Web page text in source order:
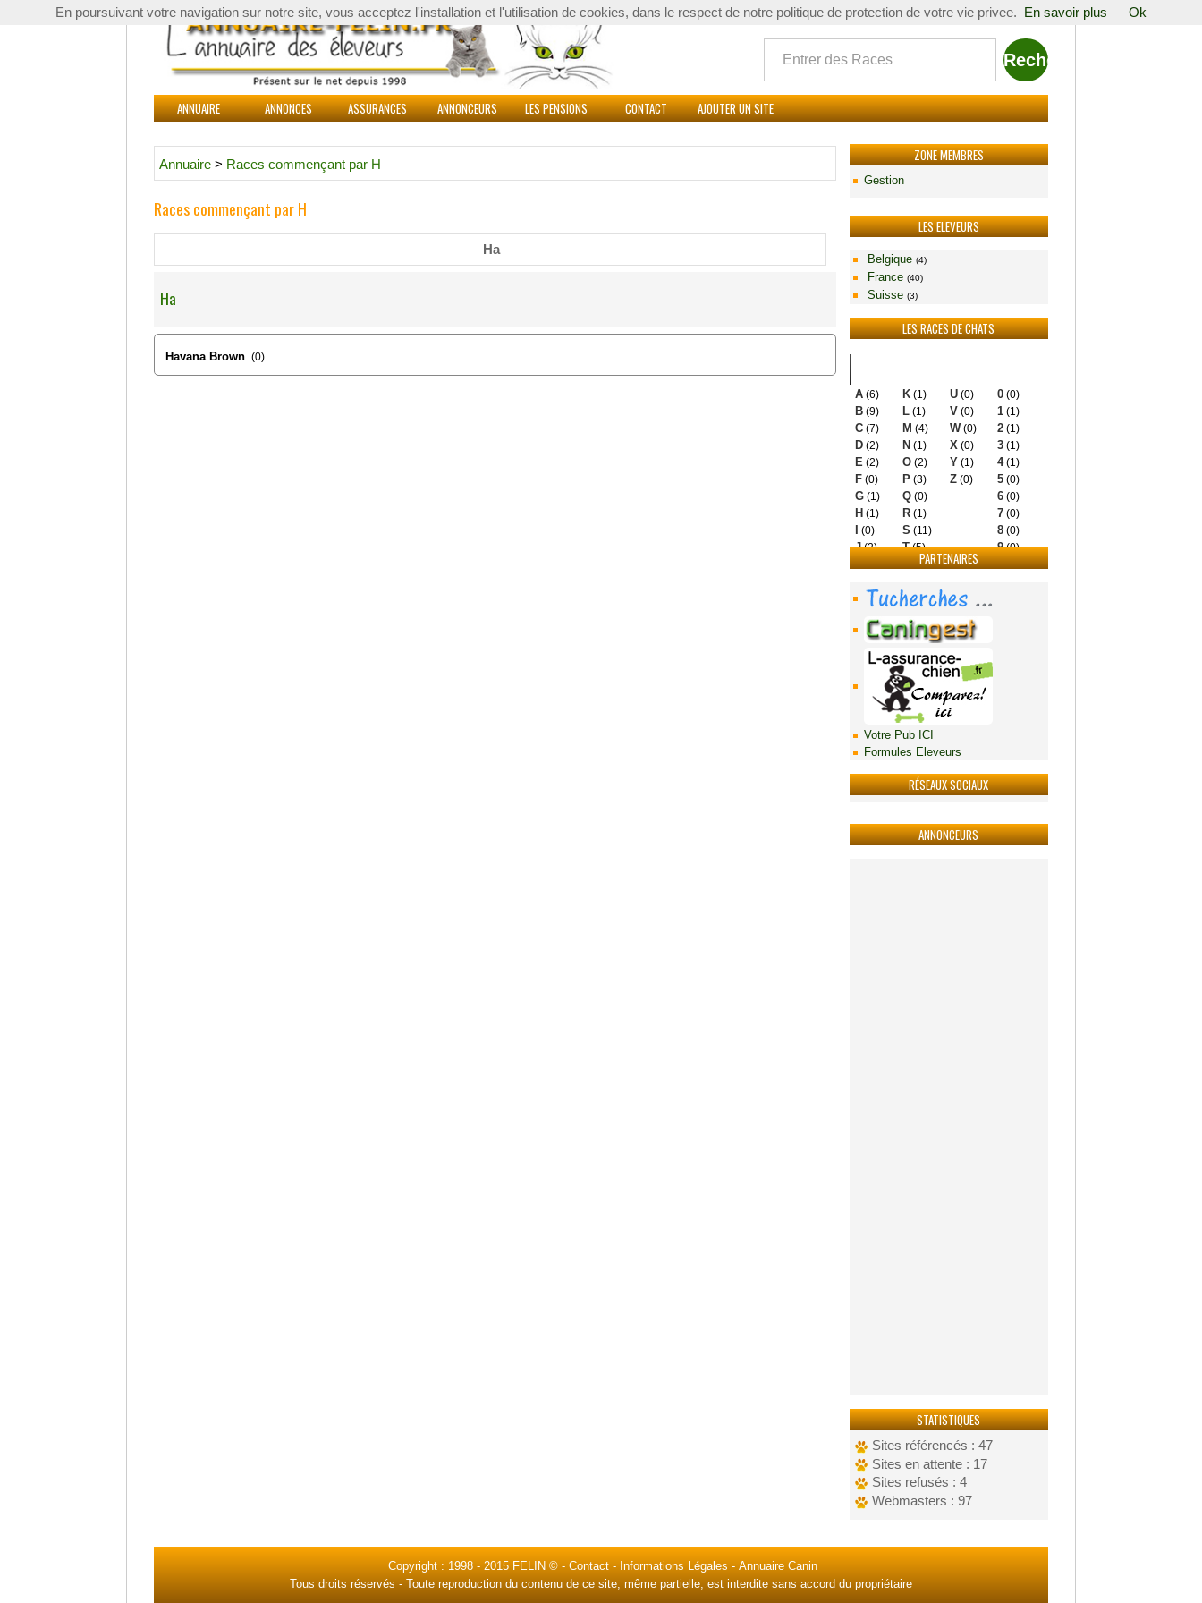
Quoi
ANNUAIRE ANNONCES ASSURANCES ANNONCEURS LES PENSIONS CONTACT AJOUTER UN SITE
ZONE MEMBRES
Gestion
LES ELEVEURS
Belgique (4)
France (40)
Suisse (3)
LES RACES DE CHATS
A(6)
B(9)
C(7)
D(2)
E (2)
F(0)
G(1)
H (1)
(0)
J(2)
K(1)
L(1)
M (4)
N (1)
O(2)
P(3)
Q(0)
R(1)
S (11)
T(5)
U(0)
V(0)
W(0)
X (0)
Y(1)
Z(0)
0(0)
1(1)
2(1)
3(1)
4(1)
5(0)
6(0)
7(0)
8(0)
9(0)
PARTENAIRES
Votre Pub ICI
Formules Eleveurs
RÉSEAUX SOCIAUX
ANNONCEURS
STATISTIQUES
Sites référencés : 47
Sites en attente : 17
Sites refusés : 4
Webmasters : 97
Annuaire > Races commençant par H
Races commençant par H
Ha
Ha
Havana Brown (0)
Copyright : 1998 - 2015 FELIN © - Contact - Informations Légales - Annuaire Canin
Tous droits réservés - Toute reproduction du contenu de ce site, même partielle, est interdite sans accord du propriétaire
En poursuivant votre navigation sur notre site, vous acceptez l'installation et l'utilisation de cookies, dans le respect de notre politique de protection de votre vie privee. En savoir plus Ok